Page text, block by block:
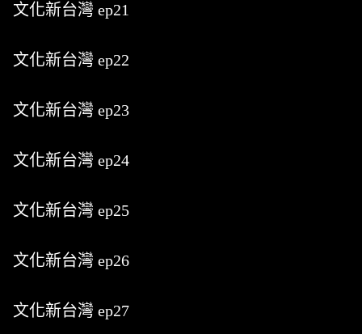
文化新台灣 ep21
文化新台灣 ep22
文化新台灣 ep23
文化新台灣 ep24
文化新台灣 ep25
文化新台灣 ep26
文化新台灣 ep27